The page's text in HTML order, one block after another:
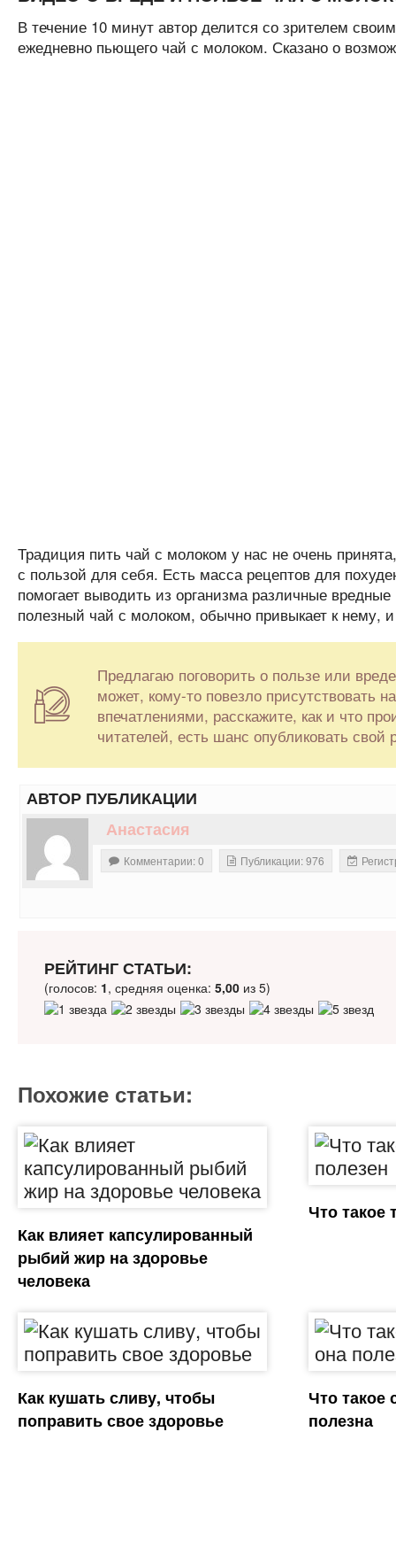
В течение 10 минут автор делится со зрителем
ежедневно пьющего чай с молоком. Сказано о
Традиция пить чай с молоком у нас не очень
с пользой для себя. Есть масса рецептов для
помогает выводить из организма различные
полезный чай с молоком, обычно привыкает к нему,
Предлагаю поговорить о пользе или
может, кому-то повезло присутствовать
впечатлениями, расскажите, как и что
читателей, есть шанс опубликовать
АВТОР ПУБЛИКАЦИИ
Анастасия
Комментарии: 0 Публикации: 976
РЕЙТИНГ СТАТЬИ:
(голосов: 1, средняя оценка: 5,00из 5)
Похожие статьи:
Как влияет капсулированный
рыбий жир на здоровье
человека
Что такое
Как кушать сливу, чтобы
поправить свое здоровье
Что такое
полезна